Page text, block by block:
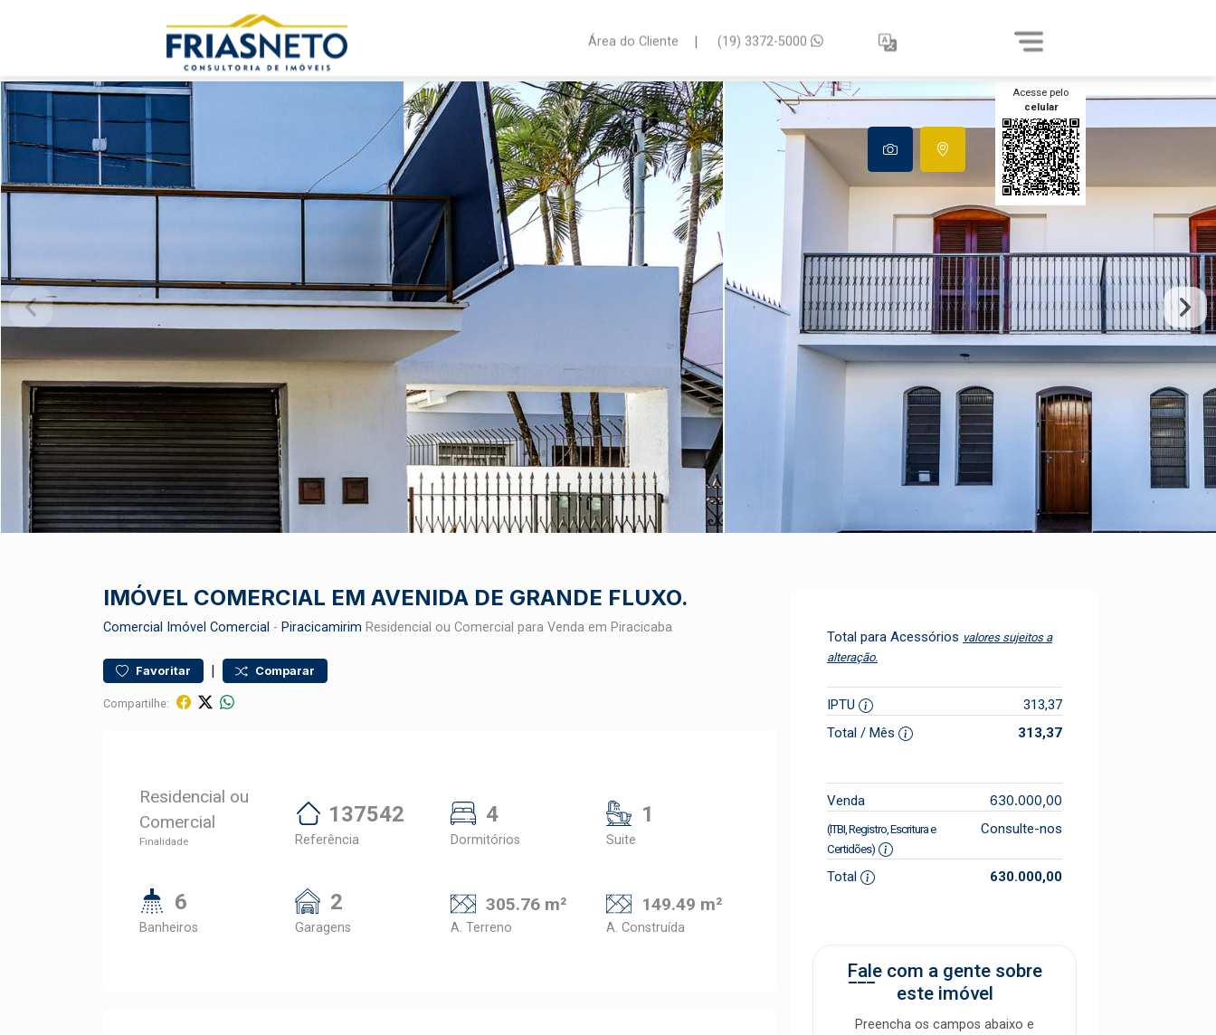
Área do Cliente | (19) 3372-5000
Acesse pelo
celular
IMÓVEL COMERCIAL EM AVENIDA DE GRANDE FLUXO.
Comercial Imóvel Comercial - Piracicamirim Residencial ou Comercial para Venda em Piracicaba
Favoritar | Comparar
Compartilhe:
Residencial ou
Comercial
Finalidade
137542
Referência
4
Dormitórios
1
Suite
6
Banheiros
2
Garagens
305.76 m²
A. Terreno
149.49 m²
A. Construída
Total para Acessórios valores sujeitos a
alteração.
IPTU
313,37
Total / Mês
313,37
Venda 630.000,00
(ITBI, Registro, Escritura e
Certidões)
Consulte-nos
Total 630.000,00
Fale com a gente sobre
este imóvel
Preencha os campos abaixo e